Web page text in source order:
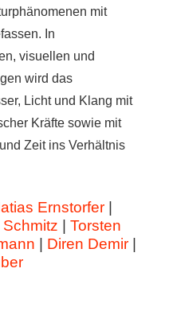
mit
In
visuellen und
wird das
Licht und Klang mit
Kräfte sowie mit
Zeit ins Verhältnis
Ernstorfer
Schmitz
Torsten
Diren Demir